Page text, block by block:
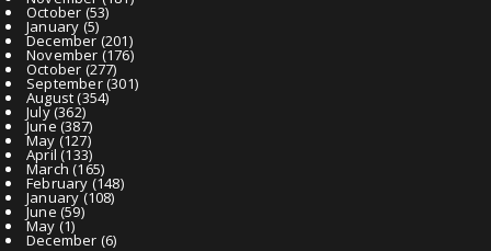
October (53)
January (5)
December(201)
November (176)
October (277)
September(301)
August(354)
July(362)
June(387)
May (127)
April (133)
March (165)
February (148)
January(108)
June (59)
May (1)
December (6)